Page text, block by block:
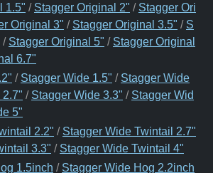
1.5" / Stagger Original 2" / Stagger Ori
Original 3" / Stagger Original 3.5" / S
/ Stagger Original 5" / Stagger Original
6.7"
/ Stagger Wide 1.5" / Stagger Wide
2.7" / Stagger Wide 3.3" / Stagger Wid
5"
2.2" / Stagger Wide Twintail 2.7"
3.3" / Stagger Wide Twintail 4"
1.5inch / Stagger Wide Hog 2.2inch